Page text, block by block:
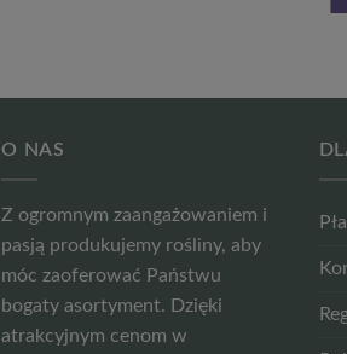
O NAS
Z ogromnym zaangażowaniem i
pasją produkujemy rośliny, aby
móc zaoferować Państwu
bogaty asortyment. Dzięki
atrakcyjnym cenom w